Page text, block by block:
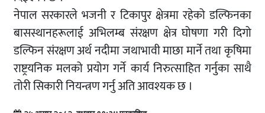
नेपाल सरकारले भजनी र टिकापुर क्षेत्रमा रहेको डल्फिनका
बासस्थानहरूलाई अभिलम्ब संरक्षण क्षेत्र घोषणा गरी दिगो
डल्फिन संरक्षण अर्थ नदीमा जथाभावी माछा मार्ने तथा कृषिमा
राष्ट्रयनिक मलको प्रयोग गर्ने कार्य निरुत्साहित गर्नुका साथै
तोरी सिकारी नियन्त्रण गर्नु अति आवश्यक छ ।